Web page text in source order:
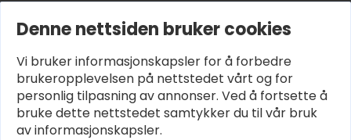
OM OSS
KJØPSVILKÅR OG BETINGELSER
PERSONVERN
Denne nettsiden bruker cookies
Vi bruker informasjonskapsler for å forbedre
brukeropplevelsen på nettstedet vårt og for
personlig tilpasning av annonser. Ved å fortsette å
bruke dette nettstedet samtykker du til vår bruk
av informasjonskapsler.